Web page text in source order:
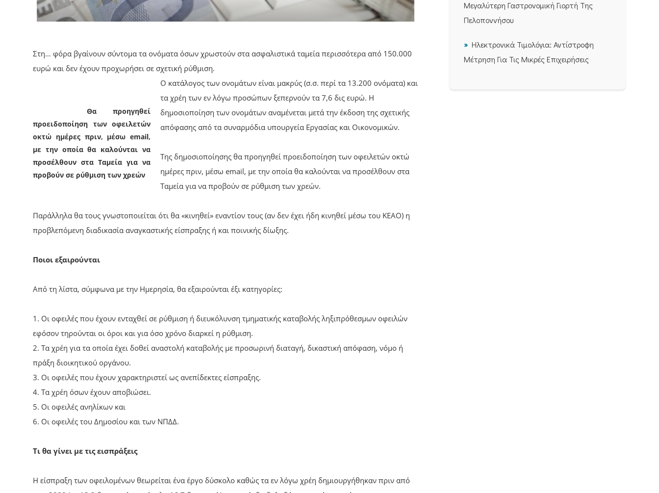
Στη… φόρα βγαίνουν σύντομα τα ονόματα όσων χρωστούν στα ασφαλιστικά ταμεία περισσότερα από 150.000
ευρώ και δεν έχουν προχωρήσει σε σχετική ρύθμιση.
Θα προηγηθεί
προειδοποίηση των οφειλετών
οκτώ ημέρες πριν, μέσω email,
με την οποία θα καλούνται να
προσέλθουν στα Ταμεία για να
προβούν σε ρύθμιση των χρεών
Ο κατάλογος των ονομάτων είναι μακρύς (σ.σ. περί τα 13.200 ονόματα) και
τα χρέη των εν λόγω προσώπων ξεπερνούν τα 7,6 δις ευρώ. Η
δημοσιοποίηση των ονομάτων αναμένεται μετά την έκδοση της σχετικής
απόφασης από τα συναρμόδια υπουργεία Εργασίας και Οικονομικών.
Της δημοσιοποίησης θα προηγηθεί προειδοποίηση των οφειλετών οκτώ
ημέρες πριν, μέσω email, με την οποία θα καλούνται να προσέλθουν στα
Ταμεία για να προβούν σε ρύθμιση των χρεών.
Παράλληλα θα τους γνωστοποιείται ότι θα «κινηθεί» εναντίον τους (αν δεν έχει ήδη κινηθεί μέσω του ΚΕΑΟ) η
προβλεπόμενη διαδικασία αναγκαστικής είσπραξης ή και ποινικής δίωξης.
Ποιοι εξαιρούνται
Από τη λίστα, σύμφωνα με την Ημερησία, θα εξαιρούνται έξι κατηγορίες:
1. Οι οφειλές που έχουν ενταχθεί σε ρύθμιση ή διευκόλυνση τμηματικής καταβολής ληξιπρόθεσμων οφειλών
εφόσον τηρούνται οι όροι και για όσο χρόνο διαρκεί η ρύθμιση.
2. Τα χρέη για τα οποία έχει δοθεί αναστολή καταβολής με προσωρινή διαταγή, δικαστική απόφαση, νόμο ή
πράξη διοικητικού οργάνου.
3. Οι οφειλές που έχουν χαρακτηριστεί ως ανεπίδεκτες είσπραξης.
4. Τα χρέη όσων έχουν αποβιώσει.
5. Οι οφειλές ανηλίκων και
6. Οι οφειλές του Δημοσίου και των ΝΠΔΔ.
Τι θα γίνει με τις εισπράξεις
Η είσπραξη των οφειλομένων θεωρείται ένα έργο δύσκολο καθώς τα εν λόγω χρέη δημιουργήθηκαν πριν από
Μεγαλύτερη Γαστρονομική Γιορτή Της
Πελοποννήσου
Ηλεκτρονικά Τιμολόγια: Αντίστροφη
Μέτρηση Για Τις Μικρές Επιχειρήσεις